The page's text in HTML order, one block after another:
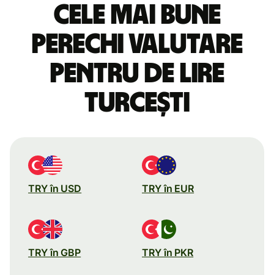
Cele mai bune
perechi valutare
pentru de lire
turcești
TRY în USD TRY în EUR
TRY în GBP TRY în PKR